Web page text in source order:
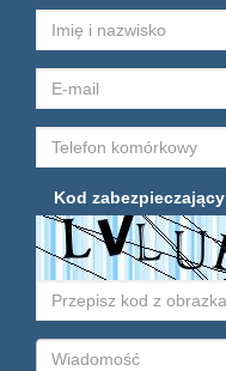
Kod zabezpieczający